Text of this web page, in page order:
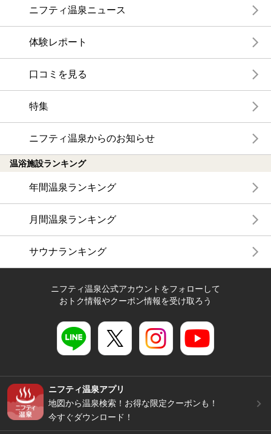
ニフティ温泉ニュース
体験レポート
口コミを見る
特集
ニフティ温泉からのお知らせ
温浴施設ランキング
年間温泉ランキング
月間温泉ランキング
サウナランキング
ニフティ温泉公式アカウントをフォローして
おトク情報やクーポン情報を受け取ろう
ニフティ温泉アプリ
地図から温泉検索！お得な限定クーポンも！
今すぐダウンロード！